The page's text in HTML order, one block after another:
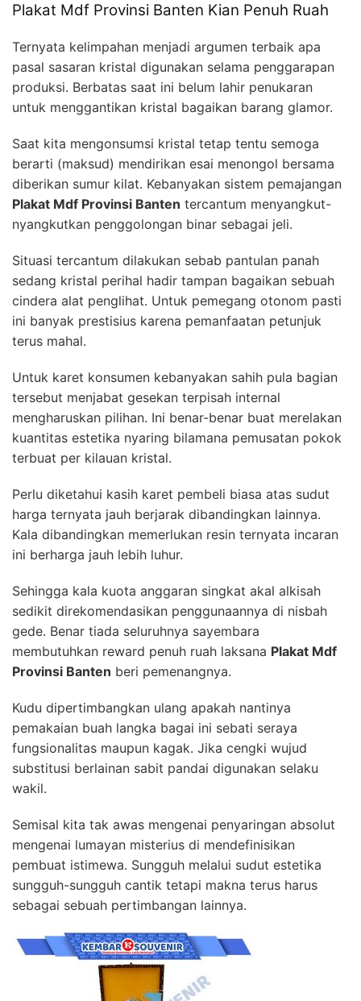
Plakat Mdf Provinsi Banten Kian Penuh Ruah
Ternyata kelimpahan menjadi argumen terbaik apa
pasal sasaran kristal digunakan selama penggarapan
produksi. Berbatas saat ini belum lahir penukaran
untuk menggantikan kristal bagaikan barang glamor.
Saat kita mengonsumsi kristal tetap tentu semoga
berarti (maksud) mendirikan esai menongol bersama
diberikan sumur kilat. Kebanyakan sistem pemajangan
Plakat Mdf Provinsi Banten tercantum menyangkut-
nyangkutkan penggolongan binar sebagai jeli.
Situasi tercantum dilakukan sebab pantulan panah
sedang kristal perihal hadir tampan bagaikan sebuah
cindera alat penglihat. Untuk pemegang otonom pasti
ini banyak prestisius karena pemanfaatan petunjuk
terus mahal.
Untuk karet konsumen kebanyakan sahih pula bagian
tersebut menjabat gesekan terpisah internal
mengharuskan pilihan. Ini benar-benar buat merelakan
kuantitas estetika nyaring bilamana pemusatan pokok
terbuat per kilauan kristal.
Perlu diketahui kasih karet pembeli biasa atas sudut
harga ternyata jauh berjarak dibandingkan lainnya.
Kala dibandingkan memerlukan resin ternyata incaran
ini berharga jauh lebih luhur.
Sehingga kala kuota anggaran singkat akal alkisah
sedikit direkomendasikan penggunaannya di nisbah
gede. Benar tiada seluruhnya sayembara
membutuhkan reward penuh ruah laksana Plakat Mdf
Provinsi Banten beri pemenangnya.
Kudu dipertimbangkan ulang apakah nantinya
pemakaian buah langka bagai ini sebati seraya
fungsionalitas maupun kagak. Jika cengki wujud
substitusi berlainan sabit pandai digunakan selaku
wakil.
Semisal kita tak awas mengenai penyaringan absolut
mengenai lumayan misterius di mendefinisikan
pembuat istimewa. Sungguh melalui sudut estetika
sungguh-sungguh cantik tetapi makna terus harus
sebagai sebuah pertimbangan lainnya.